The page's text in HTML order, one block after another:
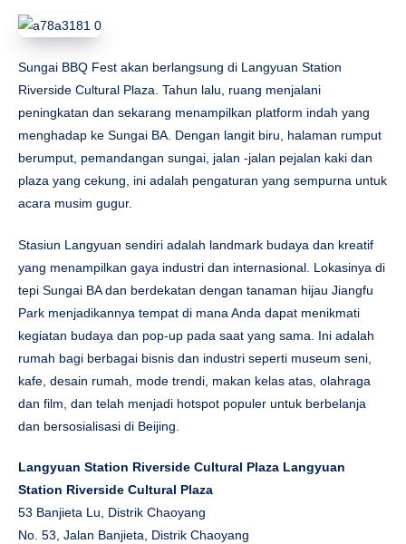
Sungai BBQ Fest akan berlangsung di Langyuan Station
Riverside Cultural Plaza. Tahun lalu, ruang menjalani
peningkatan dan sekarang menampilkan platform indah yang
menghadap ke Sungai BA. Dengan langit biru, halaman rumput
berumput, pemandangan sungai, jalan -jalan pejalan kaki dan
plaza yang cekung, ini adalah pengaturan yang sempurna untuk
acara musim gugur.
Stasiun Langyuan sendiri adalah landmark budaya dan kreatif
yang menampilkan gaya industri dan internasional. Lokasinya di
tepi Sungai BA dan berdekatan dengan tanaman hijau Jiangfu
Park menjadikannya tempat di mana Anda dapat menikmati
kegiatan budaya dan pop-up pada saat yang sama. Ini adalah
rumah bagi berbagai bisnis dan industri seperti museum seni,
kafe, desain rumah, mode trendi, makan kelas atas, olahraga
dan film, dan telah menjadi hotspot populer untuk berbelanja
dan bersosialisasi di Beijing.
Langyuan Station Riverside Cultural Plaza Langyuan
Station Riverside Cultural Plaza
53 Banjieta Lu, Distrik Chaoyang
No. 53, Jalan Banjieta, Distrik Chaoyang